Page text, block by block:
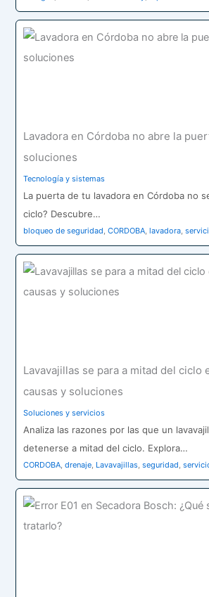
Lavadora en Córdoba no abre la
soluciones
Tecnología y sistemas
La puerta de tu lavadora en Córdoba no
ciclo? Descubre…
bloqueo de seguridad,CORDOBA,lavadora,
Lavavajillas se para a mitad del ciclo
causas y soluciones
Soluciones y servicios
Analiza las razones por las que un
detenerse a mitad del ciclo. Explora…
CORDOBA,drenaje, Lavavajillas,seguridad,